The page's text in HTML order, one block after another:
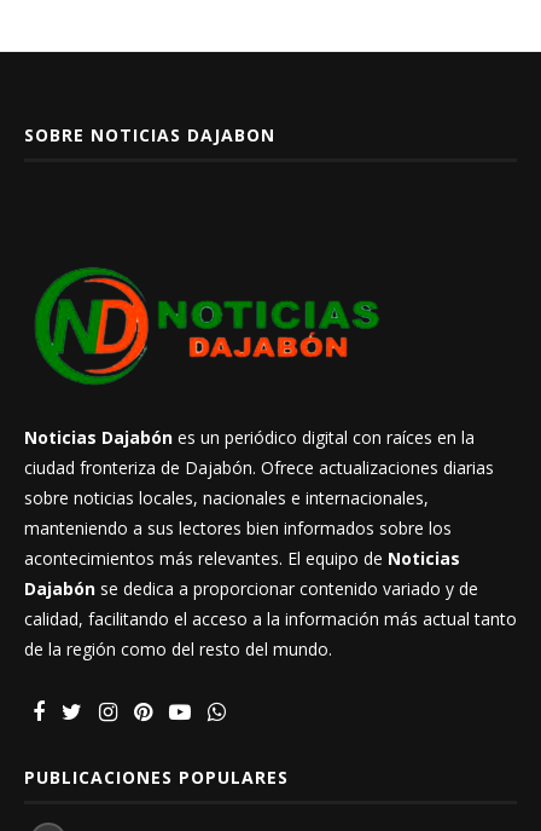
SOBRE NOTICIAS DAJABON
Noticias Dajabón es un periódico digital con raíces en la
ciudad fronteriza de Dajabón. Ofrece actualizaciones diarias
sobre noticias locales, nacionales e internacionales,
manteniendo a sus lectores bien informados sobre los
acontecimientos más relevantes. El equipo de Noticias
Dajabón se dedica a proporcionar contenido variado y de
calidad, facilitando el acceso a la información más actual tanto
de la región como del resto del mundo.
PUBLICACIONES POPULARES